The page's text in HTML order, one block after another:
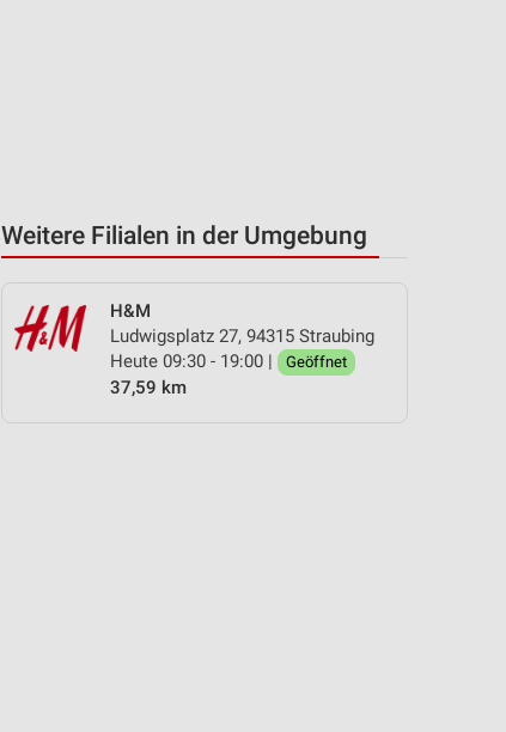
Weitere Filialen in der Umgebung
H&M
Ludwigsplatz 27, 94315 Straubing
Heute 09:30 - 19:00 |
Geöffnet
37,59 km